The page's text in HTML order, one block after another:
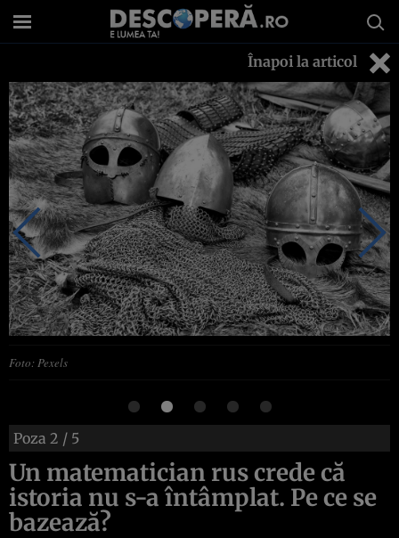
Înapoi la articol
Foto: Pexels
Poza 2 / 5
Un matematician rus crede că
istoria nu s-a întâmplat. Pe ce se
bazează?